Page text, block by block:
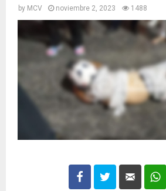
by MCV noviembre 2, 2023 1488